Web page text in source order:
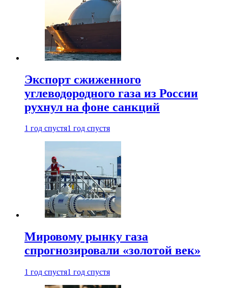
Экспорт сжиженного
углеводородного газа из России
рухнул на фоне санкций
1 год спустя1 год спустя
Мировому рынку газа
спрогнозировали «золотой век»
1 год спустя1 год спустя